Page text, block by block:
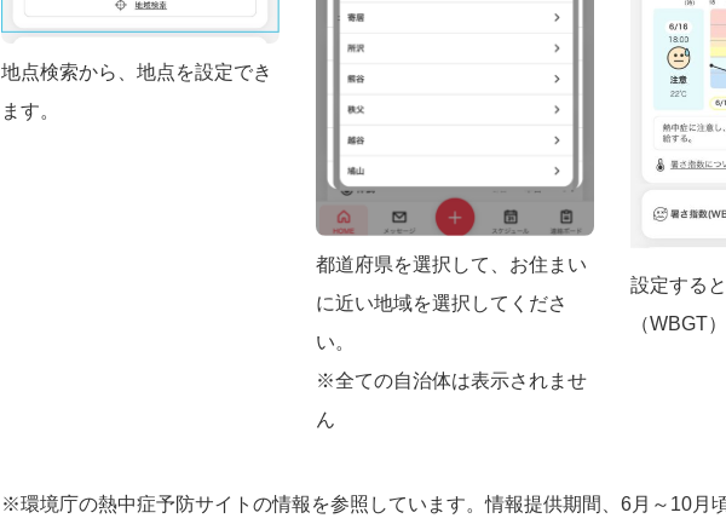
地点検索から、地点を設定でき
ます。
都道府県を選択して、お住まい
に近い地域を選択してくださ
い。
※全ての自治体は表示されませ
ん
設定する
（WBGT
※環境庁の熱中症予防サイトの情報を参照しています。情報提供期間、6月～10月